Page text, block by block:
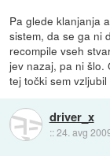
Pa glede klanjanja
sistem, da se ga ni
recompile vseh
jev nazaj, pa ni šlo.
tej točki sem
driver_x
::24. avg